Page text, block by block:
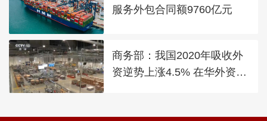
服务外包合同额9760亿元
商务部：我国2020年吸收外
资逆势上涨4.5% 在华外资企